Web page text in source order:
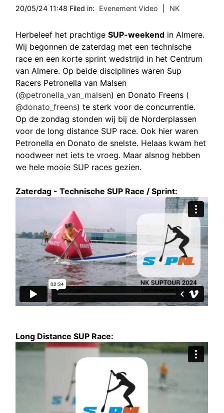
20/05/24 11:48 Filed in: Evenement Video NK
Herbeleef het prachtigeSUP-weekend in Almere.
Wij begonnen de zaterdag met een technische
race en een korte sprint wedstrijd in het Centrum
van Almere. Op beide disciplines waren Sup
Racers Petronella van Malsen
(@petronella_van_malsen) en Donato Freens (
@donato_freens) te sterk voor de concurrentie.
Op de zondag stonden wij bij de Norderplassen
voor de long distance SUP race. Ook hier waren
Petronella en Donato de snelste. Helaas kwam het
noodweer net iets te vroeg. Maar alsnog hebben
we hele mooie SUP races gezien.
Zaterdag - Technische SUP Race / Sprint:
Long Distance SUP Race: